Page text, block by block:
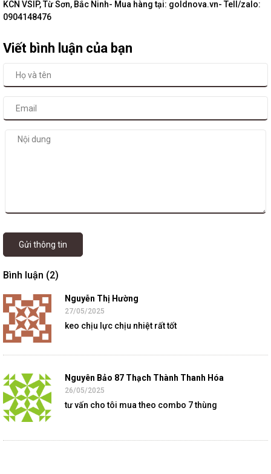
KCN VSIP, Từ Sơn, Bắc Ninh- Mua hàng tại: goldnova.vn- Tell/zalo:
0904148476
Viết bình luận của bạn
Gửi thông tin
Bình luận (2)
Nguyễn Thị Hường
27/05/2025
keo chịu lực chịu nhiệt rất tốt
Nguyên Bảo 87 Thạch Thành Thanh Hóa
26/05/2025
tư vấn cho tôi mua theo combo 7 thùng